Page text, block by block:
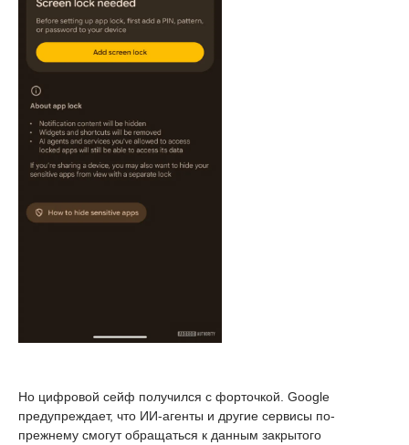
Но цифровой сейф получился с форточкой. Google
предупреждает, что ИИ-агенты и другие сервисы по-
прежнему смогут обращаться к данным закрытого